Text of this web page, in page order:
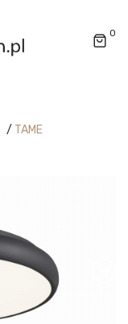
0
/ TAME